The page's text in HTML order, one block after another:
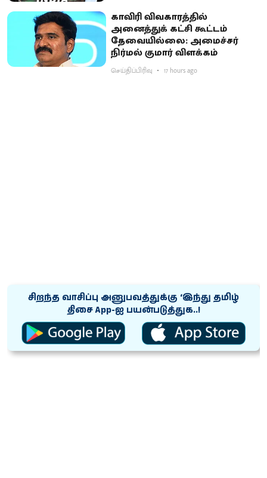
காவிரி விவகாரத்தில்
அனைத்துக் கட்சி கூட்டம்
தேவையில்லை: அமைச்சர்
நிர்மல் குமார் விளக்கம்
செய்திப்பிரிவு 17 hours ago
சிறந்த வாசிப்பு அனுபவத்துக்கு ‘இந்து தமிழ்
திசை App-ஐ பயன்படுத்துக..!